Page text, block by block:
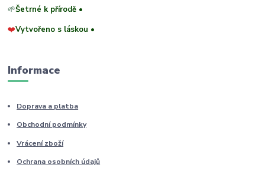
🌱Šetrné k přírodě •
❤️Vytvořeno s láskou •
Informace
Doprava a platba
Obchodní podmínky
Vrácení zboží
Ochrana osobních údajů